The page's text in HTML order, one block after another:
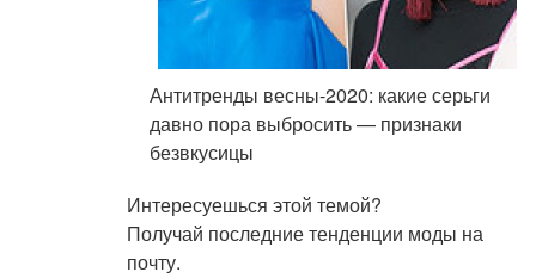
Антитренды весны-2020: какие серьги
давно пора выбросить — признаки
безвкусицы
Интересуешься этой темой?
Получай последние тенденции моды на
почту.